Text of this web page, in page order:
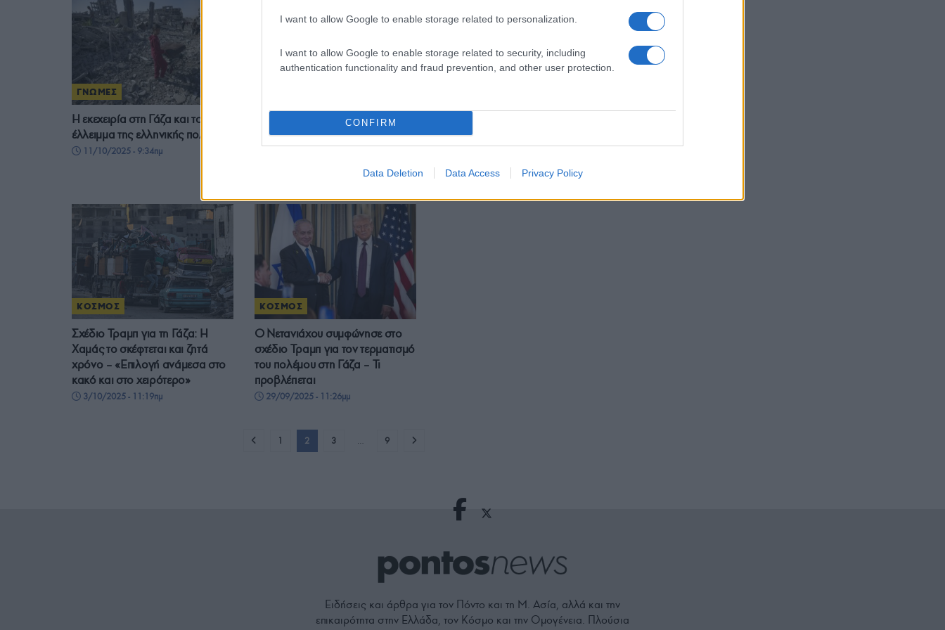
I want to allow Google to enable storage related to personalization.
I want to allow Google to enable storage related to security, including
authentication functionality and fraud prevention, and other user protection.
CONFIRM
Data Deletion Data Access Privacy Policy
ΓΝΩΜΕΣ
Η εκεχειρία στη Γάζα και το
έλλειμμα της ελληνικής πολιτικής
11/10/2025 - 9:34πμ
Ισραήλ-Χαμάς: Πώς ο «μέγας
ειρηνοποιός» Τραμπ απέσπασε
τη συμφωνία – ή τουλάχιστον το
διαπραγματεύσεις Ισραήλ-Χαμάς
στην Αίγυπτο
6/10/2025 - 11:25μμ
ΚΟΣΜΟΣ
Σχέδιο Τραμπ για τη Γάζα: Η
Χαμάς το σκέφτεται και ζητά
χρόνο – «Επιλογή ανάμεσα στο
κακό και στο χειρότερο»
3/10/2025 - 11:19πμ
ΚΟΣΜΟΣ
Ο Νετανιάχου συμφώνησε στο
σχέδιο Τραμπ για τον τερματισμό
του πολέμου στη Γάζα – Τι
προβλέπεται
29/09/2025 - 11:26μμ
1 2 3 … 9
Ειδήσεις και άρθρα για τον Πόντο και τη Μ. Ασία, αλλά και την
επικαιρότητα στην Ελλάδα, τον Κόσμο και την Ομογένεια. Πλούσια